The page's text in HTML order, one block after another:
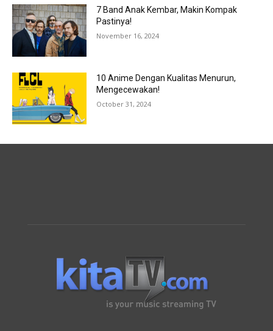
7 Band Anak Kembar, Makin Kompak
Pastinya!
November 16, 2024
10 Anime Dengan Kualitas Menurun,
Mengecewakan!
October 31, 2024